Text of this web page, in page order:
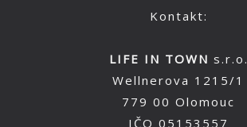
Kontakt:
LIFE IN TOWN s.r.o.
Wellnerova 1215/1
779 00 Olomouc
IČO 05153557